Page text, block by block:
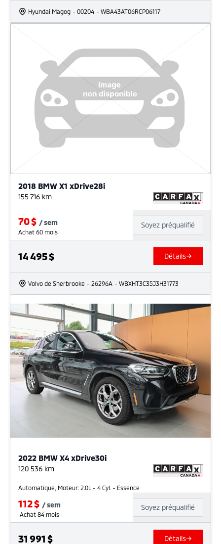
Hyundai Magog - 00204 - WBA43AT06RCP06117
2018 BMW X1 xDrive28i
155 716 km
70$ /sem
Achat 60 mois
Soyez préqualifié
14 495$ Détails
Volvo de Sherbrooke - 26296A - WBXHT3C35J3H31773
2022 BMW X4 xDrive30i
120 536 km
Automatique, Moteur: 2.0L - 4 Cyl. - Essence
112$ /sem
Achat 84 mois
Soyez préqualifié
31 991 $ Détails